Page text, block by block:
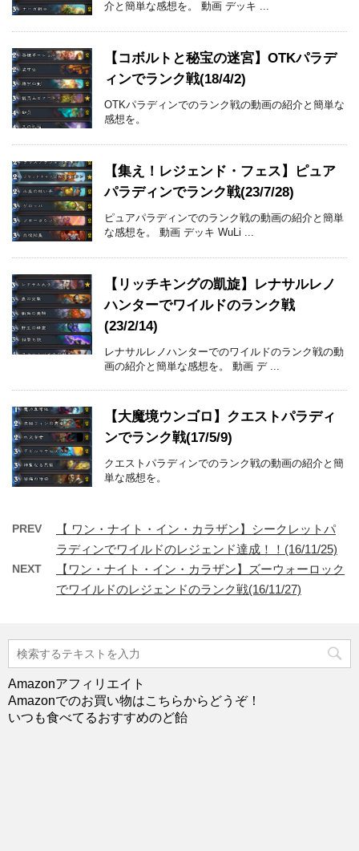
介と簡単な感想を。 動画 デッキ ...
【コボルトと秘宝の迷宮】OTKパラデ
ィンでランク戦(18/4/2)
OTKパラディンでのランク戦の動画の紹介と簡単な
感想を。
【集え！レジェンド・フェス】ピュア
パラディンでランク戦(23/7/28)
ピュアパラディンでのランク戦の動画の紹介と簡単
な感想を。 動画 デッキ WuLi ...
【リッチキングの凱旋】レナサルレノ
ハンターでワイルドのランク戦
(23/2/14)
レナサルレノハンターでのワイルドのランク戦の動
画の紹介と簡単な感想を。 動画 デ ...
【大魔境ウンゴロ】クエストパラディ
ンでランク戦(17/5/9)
クエストパラディンでのランク戦の動画の紹介と簡
単な感想を。
PREV
【 ワン・ナイト・イン・カラザン】シークレットパ
ラディンでワイルドのレジェンド達成！！(16/11/25)
NEXT
【ワン・ナイト・イン・カラザン】ズーウォーロック
でワイルドのレジェンドのランク戦(16/11/27)
Amazonアフィリエイト
Amazonでのお買い物はこちらからどうぞ！
いつも食べてるおすすめのど飴